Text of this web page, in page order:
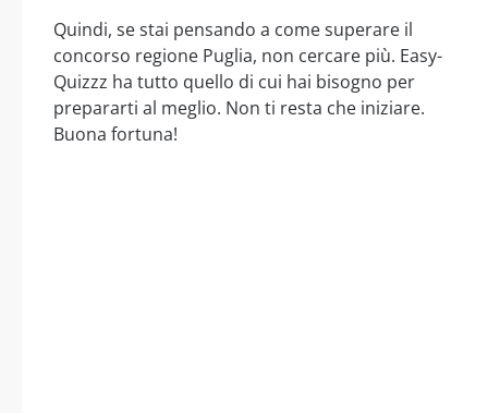
Quindi, se stai pensando a come superare il
concorso regione Puglia, non cercare più. Easy-
Quizzz ha tutto quello di cui hai bisogno per
prepararti al meglio. Non ti resta che iniziare.
Buona fortuna!